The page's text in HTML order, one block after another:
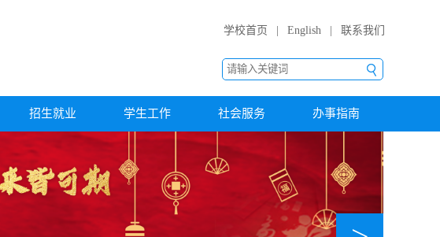
学校首页 English 联系我们
招生就业 学生工作 社会服务 办事指南